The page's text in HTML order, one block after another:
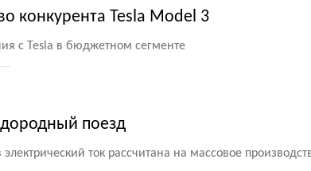
конкурента Tesla Model 3
с Tesla в бюджетном сегменте
поезд
ток рассчитана на массовое